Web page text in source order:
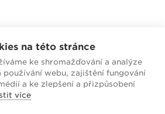
na této stránce
ke shromažďování a analýze
používání webu, zajištění fungování
a ke zlepšení a přizpůsobení
více